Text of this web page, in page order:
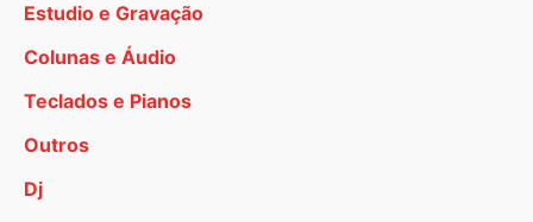
Estudio e Gravação
Colunas e Áudio
Teclados e Pianos
Outros
Dj